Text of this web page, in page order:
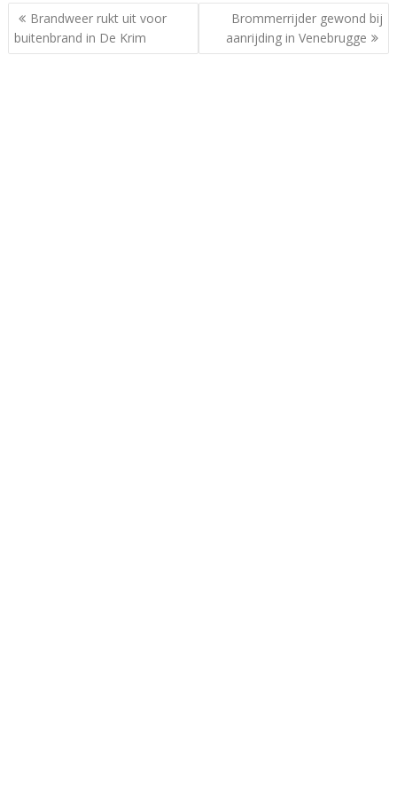
Bericht
navigatie
Brandweer rukt uit voor
buitenbrand in De Krim
Brommerrijder gewond bij
aanrijding in Venebrugge